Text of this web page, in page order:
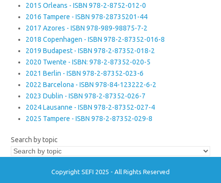
2015 Orleans - ISBN 978-2-8752-012-0
2016 Tampere - ISBN 978-28735201-44
2017 Azores - ISBN 978-989-98875-7-2
2018 Copenhagen - ISBN 978-2-87352-016-8
2019 Budapest - ISBN 978-2-87352-018-2
2020 Twente - ISBN: 978-2-87352-020-5
2021 Berlin - ISBN 978-2-87352-023-6
2022 Barcelona - ISBN 978-84-123222-6-2
2023 Dublin - ISBN 978-2-87352-026-7
2024 Lausanne - ISBN 978-2-87352-027-4
2025 Tampere - ISBN 978-2-87352-029-8
Search by topic
Copyright SEFI 2025 - All Rights Reserved